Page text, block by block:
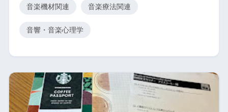
音楽機材関連 音楽療法関連
音響・音楽心理学